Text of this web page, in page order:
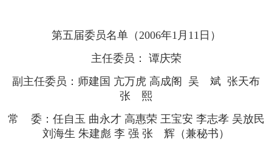
第五届委员名单（2006年1月11日）
主任委员： 谭庆荣
副主任委员：师建国 亢万虎 高成阁 吴 斌 张天布
张 熙
常 委：任自玉 曲永才 高惠荣 王宝安 李志孝 吴放民
刘海生 朱建彪 李 强 张 辉（兼秘书）